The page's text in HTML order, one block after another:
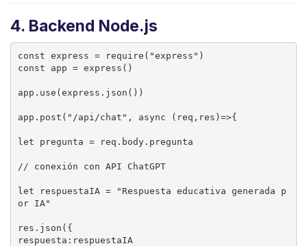
4. Backend Node.js
const express = require("express")
const app = express()
app.use(express.json())
app.post("/api/chat", async (req,res)=>{
let pregunta = req.body.pregunta
// conexión con API ChatGPT
let respuestaIA = "Respuesta educativa generada p
or IA"
res.json({
respuesta:respuestaIA